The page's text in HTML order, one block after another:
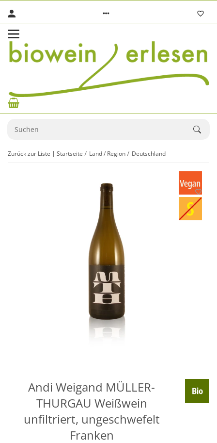
Zurück zur Liste Startseite Land / Region Deutschland
Andi Weigand MÜLLER-
THURGAU Weißwein
unfiltriert, ungeschwefelt
Franken